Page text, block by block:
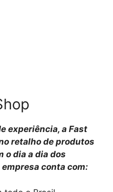
experiência, a Fast
retalho de produtos
o dia a dia dos
conta com: